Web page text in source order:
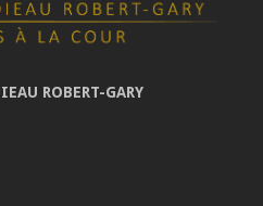
ROBERT-GARY